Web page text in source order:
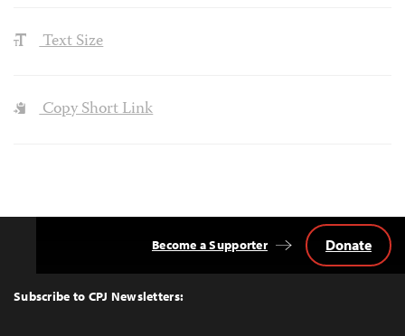
Text Size
Copy Short Link
Top
Subscribe to CPJ Newsletters:
Become a Supporter Donate